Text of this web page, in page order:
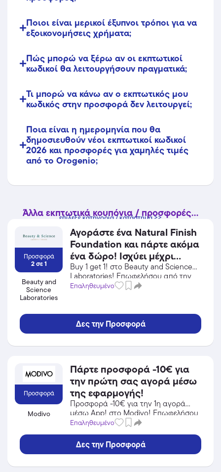
Ποιοι είναι μερικοί έξυπνοι τρόποι για να
εξοικονομήσεις χρήματα;
Πώς μπορώ να ξέρω αν οι εκπτωτικοί
κωδικοί θα λειτουργήσουν πραγματικά;
Τι μπορώ να κάνω αν ο εκπτωτικός μου
κωδικός στην προσφορά δεν λειτουργεί;
Ποια είναι η ημερομηνία που θα
δημοσιευθούν νέοι εκπτωτικοί κωδικοί
2026 και προσφορές για χαμηλές τιμές
από το Orogenio;
Άλλα εκπτωτικά κουπόνια / προσφορές...
επίλεξε κατηγορία / κατάστημα >>
Προσφορά
2 σε 1
Beauty and
Science
Laboratories
Αγοράστε ένα Natural Finish
Foundation και πάρτε ακόμα
ένα δώρο! Ισχύει μέχρι
εξαντλήσεως των
αποθεμάτων.
Buy 1 get 1! στο Beauty and Science
Laboratories! Επωφελήσου από την
προσφορά σε Προσωπική Φροντίδα /
εκπτώσεις!
Επαληθευμένο
Δες την Προσφορά
Προσφορά
Modivo
Πάρτε προσφορά -10€ για
την πρώτη σας αγορά μέσω
της εφαρμογής!
Προσφορά -10€ για την 1η αγορά
μέσω App! στο Modivo! Επωφελήσου
από την προσφορά σε Αθλητικά Είδη
του Modivo και κέρδισε από τις
εκπτώσεις!
Επαληθευμένο
Δες την Προσφορά